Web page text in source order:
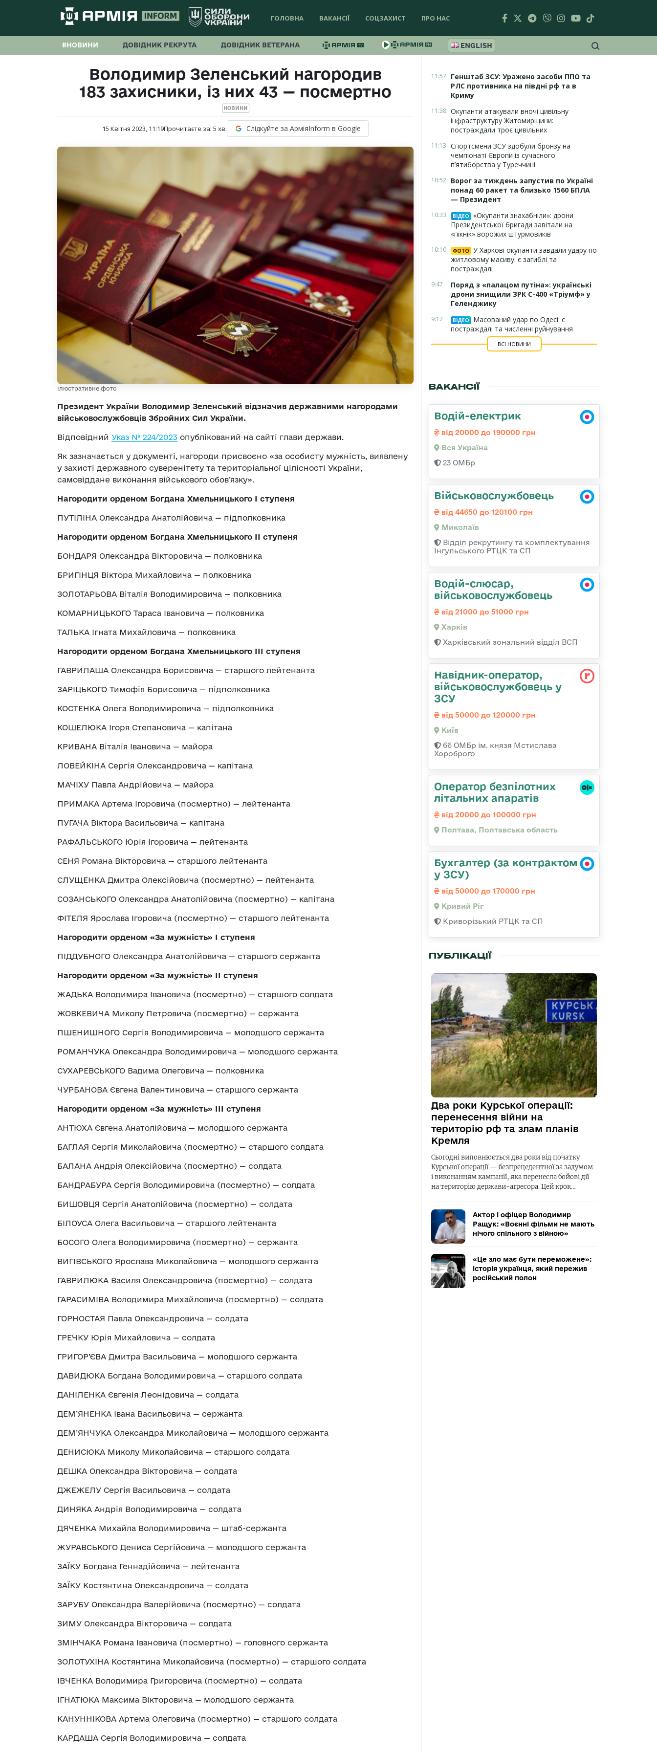
ГОЛОВНА ВАКАНСІЇ СОЦЗАХИСТ ПРО НАС
#НОВИНИ ДОВІДНИК РЕКРУТА ДОВІДНИК ВЕТЕРАНА ENGLISH
Володимир Зеленський нагородив
183 захисники, із них 43 — посмертно
НОВИНИ
15 Квітня 2023, 11:19Прочитаєте за: 5 хв. Слідкуйте за АрміяInform в Google
Ілюстративне фото
Президент України Володимир Зеленський відзначив державними нагородами
військовослужбовців Збройних Сил України.
Відповідний Указ № 224/2023 опублікований на сайті глави держави.
Як зазначається у документі, нагороди присвоєно «за особисту мужність, виявлену
у захисті державного суверенітету та територіальної цілісності України,
самовіддане виконання військового обов’язку».
Нагородити орденом Богдана Хмельницького І ступеня
ПУТІЛІНА Олександра Анатолійовича — підполковника
Нагородити орденом Богдана Хмельницького ІІ ступеня
БОНДАРЯ Олександра Вікторовича — полковника
БРИГІНЦЯ Віктора Михайловича — полковника
ЗОЛОТАРЬОВА Віталія Володимировича — полковника
КОМАРНИЦЬКОГО Тараса Івановича — полковника
ТАЛЬКА Ігната Михайловича — полковника
Нагородити орденом Богдана Хмельницького ІІІ ступеня
ГАВРИЛАША Олександра Борисовича — старшого лейтенанта
ЗАРІЦЬКОГО Тимофія Борисовича — підполковника
КОСТЕНКА Олега Володимировича — підполковника
КОШЕЛЮКА Ігоря Степановича — капітана
КРИВАНА Віталія Івановича — майора
ЛОВЕЙКІНА Сергія Олександровича — капітана
МАЧІХУ Павла Андрійовича — майора
ПРИМАКА Артема Ігоровича (посмертно) — лейтенанта
ПУГАЧА Віктора Васильовича — капітана
РАФАЛЬСЬКОГО Юрія Ігоровича — лейтенанта
СЕНЯ Романа Вікторовича — старшого лейтенанта
СЛУЩЕНКА Дмитра Олексійовича (посмертно) — лейтенанта
СОЗАНСЬКОГО Олександра Анатолійовича (посмертно) — капітана
ФІТЕЛЯ Ярослава Ігоровича (посмертно) — старшого лейтенанта
Нагородити орденом «За мужність» І ступеня
ПІДДУБНОГО Олександра Анатолійовича — старшого сержанта
Нагородити орденом «За мужність» ІІ ступеня
ЖАДЬКА Володимира Івановича (посмертно) — старшого солдата
ЖОВКЕВИЧА Миколу Петровича (посмертно) — сержанта
ПШЕНИШНОГО Сергія Володимировича — молодшого сержанта
РОМАНЧУКА Олександра Володимировича — молодшого сержанта
СУХАРЕВСЬКОГО Вадима Олеговича — полковника
ЧУРБАНОВА Євгена Валентиновича — старшого сержанта
Нагородити орденом «За мужність» ІІІ ступеня
АНТЮХА Євгена Анатолійовича — молодшого сержанта
БАГЛАЯ Сергія Миколайовича (посмертно) — старшого солдата
БАЛАНА Андрія Олексійовича (посмертно) — солдата
БАНДРАБУРА Сергія Володимировича (посмертно) — солдата
БИШОВЦЯ Сергія Анатолійовича (посмертно) — солдата
БІЛОУСА Олега Васильовича — старшого лейтенанта
БОСОГО Олега Володимировича (посмертно) — сержанта
ВИГІВСЬКОГО Ярослава Миколайовича — молодшого сержанта
ГАВРИЛЮКА Василя Олександровича (посмертно) — солдата
ГАРАСИМІВА Володимира Михайловича (посмертно) — солдата
ГОРНОСТАЯ Павла Олександровича — солдата
ГРЕЧКУ Юрія Михайловича — солдата
ГРИГОР’ЄВА Дмитра Васильовича — молодшого сержанта
ДАВИДЮКА Богдана Володимировича — старшого солдата
ДАНІЛЕНКА Євгенія Леонідовича — солдата
ДЕМ’ЯНЕНКА Івана Васильовича — сержанта
ДЕМ’ЯНЧУКА Олександра Миколайовича — молодшого сержанта
ДЕНИСЮКА Миколу Миколайовича — старшого солдата
ДЕШКА Олександра Вікторовича — солдата
ДЖЕЖЕЛУ Сергія Васильовича — солдата
ДИНЯКА Андрія Володимировича — солдата
ДЯЧЕНКА Михайла Володимировича — штаб-сержанта
ЖУРАВСЬКОГО Дениса Сергійовича — молодшого сержанта
ЗАЇКУ Богдана Геннадійовича — лейтенанта
ЗАЇКУ Костянтина Олександровича — солдата
ЗАРУБУ Олександра Валерійовича (посмертно) — солдата
ЗИМУ Олександра Вікторовича — солдата
ЗМІНЧАКА Романа Івановича (посмертно) — головного сержанта
ЗОЛОТУХІНА Костянтина Миколайовича (посмертно) — старшого солдата
ІВЧЕНКА Володимира Григоровича (посмертно) — солдата
ІГНАТЮКА Максима Вікторовича — молодшого сержанта
КАНУННІКОВА Артема Олеговича (посмертно) — старшого солдата
КАРДАША Сергія Володимировича — солдата
11:57
Генштаб ЗСУ: Уражено засоби ППО та
РЛС противника на півдні рф та в
Криму
11:38 Окупанти атакували вночі цивільну
інфраструктуру Житомирщини:
постраждали троє цивільних
11:13 Спортсмени ЗСУ здобули бронзу на
чемпіонаті Європи із сучасного
п’ятиборства у Туреччині
10:52 Ворог за тиждень запустив по Україні
понад 60 ракет та близько 1560 БПЛА
— Президент
10:33 ВІДЕО
«Окупанти знахабніли»: дрони
Президентської бригади завітали на
«пікнік» ворожих штурмовиків
10:10 ФОТО
У Харкові окупанти завдали удару по
житловому масиву: є загиблі та
постраждалі
9:47
Поряд з «палацом путіна»: українські
дрони знищили ЗРК С-400 «Тріумф» у
Геленджику
9:12 ВІДЕО
Масований удар по Одесі: є
постраждалі та численні руйнування
ВСІ НОВИНИ
ВАКАНСІЇ
Водій-електрик
від 20000 до 190000 грн
Вся Україна
23 ОМБр
Військовослужбовець
від 44650 до 120100 грн
Миколаїв
Відділ рекрутингу та комплектування
Інгульського РТЦК та СП
Водій-слюсар,
військовослужбовець
від 21000 до 51000 грн
Харків
Харківський зональний відділ ВСП
Навідник-оператор,
військовослужбовець у
ЗСУ
від 50000 до 120000 грн
Київ
66 ОМБр ім. князя Мстислава
Хороброго
Оператор безпілотних
літальних апаратів
від 20000 до 100000 грн
Полтава, Полтавська область
Бухгалтер (за контрактом
у ЗСУ)
від 50000 до 170000 грн
Кривий Ріг
Криворізький РТЦК та СП
ПУБЛІКАЦІЇ
Два роки Курської операції:
перенесення війни на
територію рф та злам планів
Кремля
Сьогодні виповнюється два роки від початку
Курської операції — безпрецедентної за задумом
і виконанням кампанії, яка перенесла бойові дії
на територію держави-агресора. Цей крок…
Актор і офіцер Володимир
Ращук: «Воєнні фільми не мають
нічого спільного з війною»
«Це зло має бути переможене»:
історія українця, який пережив
російський полон